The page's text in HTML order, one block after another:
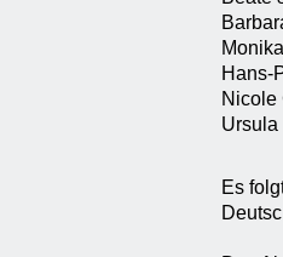
Hans-
Nicole
Es